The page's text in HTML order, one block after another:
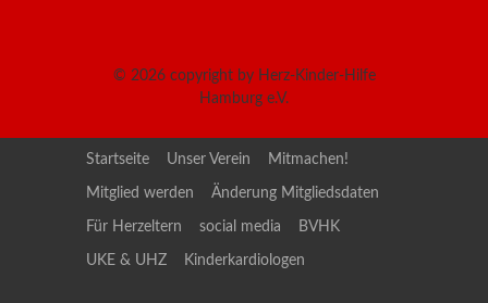
© 2026 copyright by Herz-Kinder-Hilfe
Hamburg e.V.
Startseite Unser Verein Mitmachen!
Mitglied werden Änderung Mitgliedsdaten
Für Herzeltern social media BVHK
UKE & UHZ Kinderkardiologen